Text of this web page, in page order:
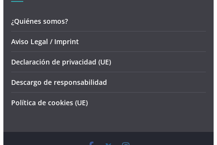
¿Quiénes somos?
Aviso Legal / Imprint
Declaración de privacidad (UE)
Descargo de responsabilidad
Política de cookies (UE)